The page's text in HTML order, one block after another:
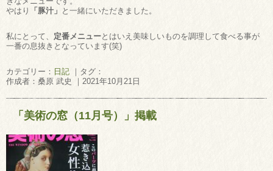
やはり
「豚汁」 と一緒にいただきました。
私にとって、 定番メニューとはいえ美味しいものを調理して食べる事が
一番の息抜きとなっています(笑)
カテゴリー： 日記 ｜タグ：
作成者：桑原 武史 ｜2021年10月21日
「美術の窓（11月号）」掲載